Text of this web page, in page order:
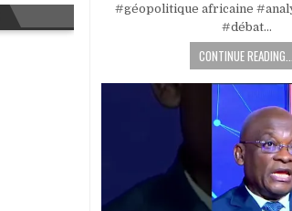
#géopolitique africaine
#débat…
CONTINUE READING...